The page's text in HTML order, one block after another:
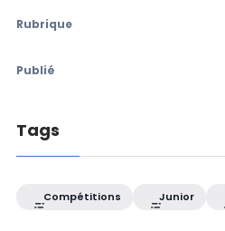
Rubrique
Publié
Tags
Compétitions Junior